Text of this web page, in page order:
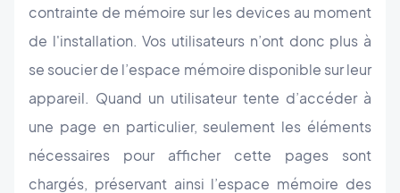
contrainte de mémoire sur les devices au moment
de l'installation. Vos utilisateurs n’ont donc plus à
se soucier de l’espace mémoire disponible sur leur
appareil. Quand un utilisateur tente d’accéder à
une page en particulier, seulement les éléments
nécessaires pour afficher cette pages sont
chargés, préservant ainsi l’espace mémoire des